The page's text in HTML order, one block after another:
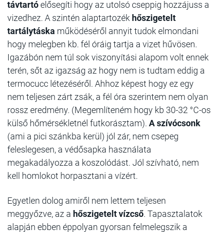
távtartóelősegíti hogy az utolsó cseppig hozzájuss a
vizedhez. A szintén alaptartozék hőszigetelt
tartálytáska működéséről annyit tudok elmondani
hogy melegben kb. fél óráig tartja a vizet hűvösen.
Igazábón nem túl sok viszonyítási alapom volt ennek
terén, sőt az igazság az hogy nem is tudtam eddig a
termocucc létezéséről. Ahhoz képest hogy ez egy
nem teljesen zárt zsák, a fél óra szerintem nem olyan
rossz eredmény. (Megemlíteném hogy kb 30-32 °C-os
külső hőmérsékletnél futkorásztam). A szívócsonk
(ami a pici szánkba kerül) jól zár, nem csepeg
feleslegesen, a védősapka használata
megakadályozza a koszolódást. Jól szívható, nem
kell homlokot horpasztani a vízért.
Egyetlen dolog amiről nem lettem teljesen
meggyőzve, az a hőszigetelt vízcső. Tapasztalatok
alapján ebben éppolyan gyorsan felmelegszik a